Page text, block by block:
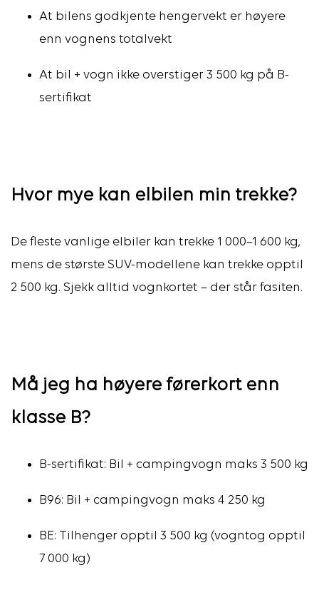
At bilens godkjente hengervekt er høyere
enn vognens totalvekt
At bil + vogn ikke overstiger 3 500 kg på B-
sertifikat
Hvor mye kan elbilen min trekke?
De fleste vanlige elbiler kan trekke 1 000–1 600 kg,
mens de største SUV-modellene kan trekke opptil
2 500 kg. Sjekk alltid vognkortet – der står fasiten.
Må jeg ha høyere førerkort enn
klasse B?
B-sertifikat: Bil + campingvogn maks 3 500 kg
B96: Bil + campingvogn maks 4 250 kg
BE: Tilhenger opptil 3 500 kg (vogntog opptil
7 000 kg)